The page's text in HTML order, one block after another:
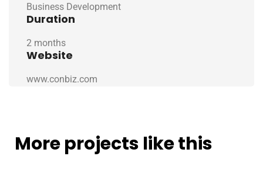
Business Development
Duration
2 months
Website
www.conbiz.com
More projects like this